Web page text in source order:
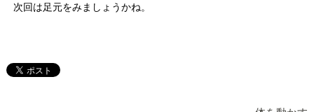
次回は足元をみましょうかね。